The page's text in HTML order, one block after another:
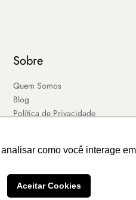
como você interage
Aceitar Cookies
Sobre
Quem Somos
Blog
Política de Privacidade
MART ®